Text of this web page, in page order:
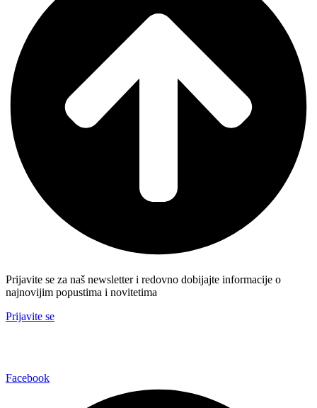
Prijavite se za naš newsletter i redovno dobijajte informacije o
najnovijim popustima i novitetima
Prijavite se
Facebook